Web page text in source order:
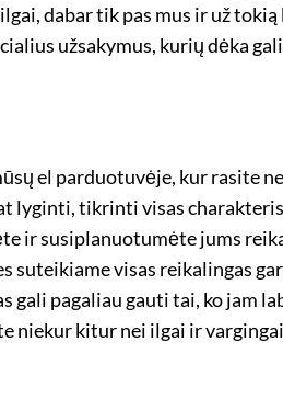
dabar tik pas mus ir už
užsakymus, kurių dėka
el parduotuvėje, kur rasite
lyginti, tikrinti visas
ir susiplanuotumėte jums
suteikiame visas reikalingas
pagaliau gauti tai, ko jam
niekur kitur nei ilgai ir